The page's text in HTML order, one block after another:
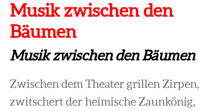
Musik zwischen den
Bäumen
Musik zwischen den Bäumen
Zwischen dem Theater grillen Zirpen,
zwitschert der heimische Zaunkönig,